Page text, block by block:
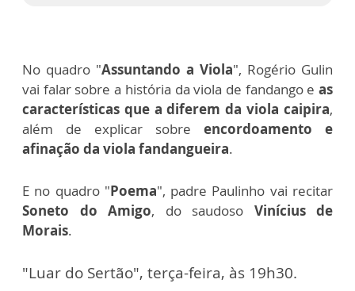
No quadro "Assuntando a Viola", Rogério Gulin
vai falar sobre a história da viola de fandango e as
características que a diferem da viola caipira,
além de explicar sobre encordoamento
e
afinação da viola fandangueira.
E no quadro "Poema", padre Paulinho vai recitar
Soneto do Amigo, do saudoso Vinícius de
Morais.
"Luar do Sertão", terça-feira, às 19h30.